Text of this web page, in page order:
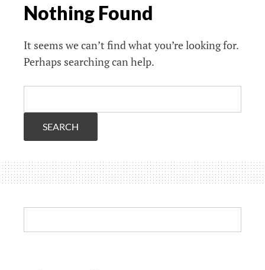
Nothing Found
It seems we can’t find what you’re looking for.
Perhaps searching can help.